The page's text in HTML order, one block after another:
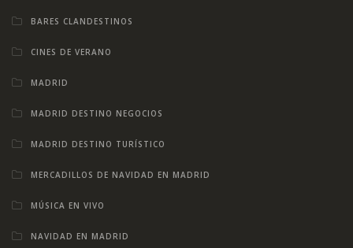
BARES CLANDESTINOS
CINES DE VERANO
MADRID
MADRID DESTINO NEGOCIOS
MADRID DESTINO TURÍSTICO
MERCADILLOS DE NAVIDAD EN MADRID
MÚSICA EN VIVO
NAVIDAD EN MADRID